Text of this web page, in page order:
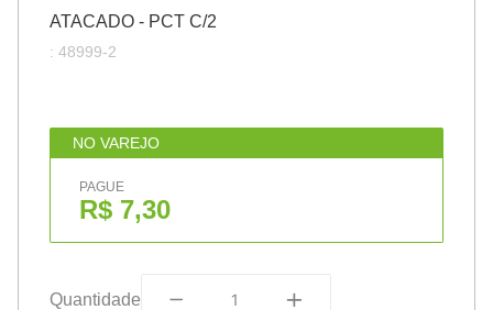
ATACADO - PCT C/2
: 48999-2
NO VAREJO
PAGUE
R$ 7,30
Quantidade